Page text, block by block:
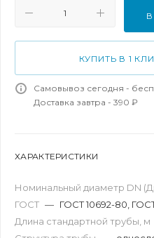
КУПИТЬ В 1
Самовывоз сегодня -
Доставка завтра - 390 ₽
ХАРАКТЕРИСТИКИ
Номинальный диаметр DN
ГОСТ — ГОСТ 10692-80,
Длина стандартной трубы, м